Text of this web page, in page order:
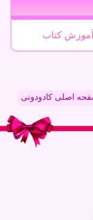
آموزش كتاب
اصلی کادودونی